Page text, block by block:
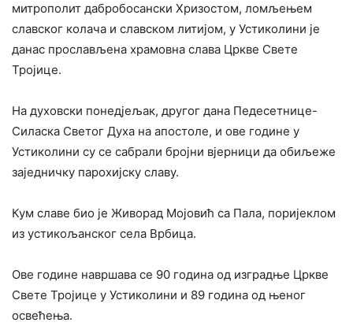
митрополит дабробосански Хризостом, ломљењем
славског колача и славском литијом, у Устиколини је
данас прослављена храмовна слава Цркве Свете
Тројице.
На духовски понедјељак, другог дана Педесетнице-
Силаска Светог Духа на апостоле, и ове године у
Устиколини су се сабрали бројни вјерници да обиљеже
заједничку парохијску славу.
Кум славе био је Живорад Мојовић са Пала, поријеклом
из устикољанског села Врбица.
Ове године навршава се 90 година од изградње Цркве
Свете Тројице у Устиколини и 89 година од њеног
освећења.